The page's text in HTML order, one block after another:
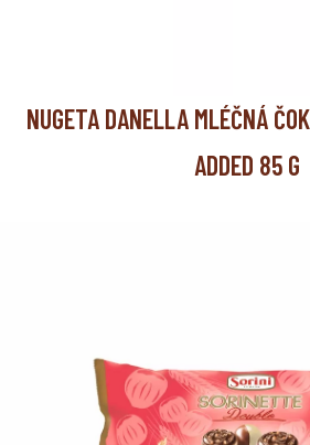
NUGETA DANELLA MLÉČNÁ
ADDED 85 G